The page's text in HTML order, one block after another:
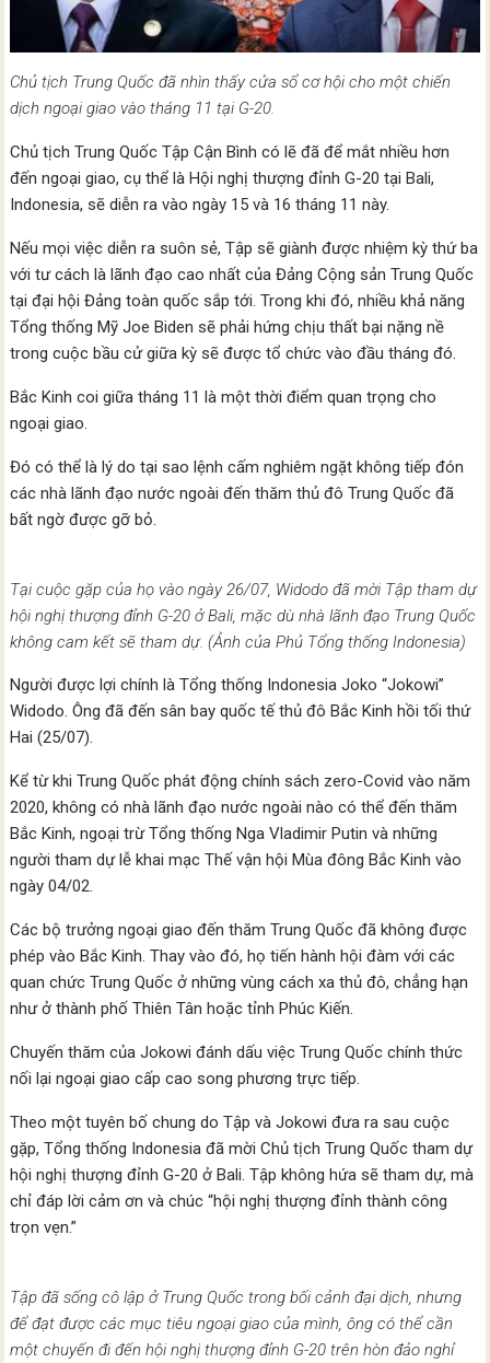
Chủ tịch Trung Quốc đã nhìn thấy cửa sổ cơ hội cho một chiến
dịch ngoại giao vào tháng 11 tại G-20.
Chủ tịch Trung Quốc Tập Cận Bình có lẽ đã để mắt nhiều hơn
đến ngoại giao, cụ thể là Hội nghị thượng đỉnh G-20 tại Bali,
Indonesia, sẽ diễn ra vào ngày 15 và 16 tháng 11 này.
Nếu mọi việc diễn ra suôn sẻ, Tập sẽ giành được nhiệm kỳ thứ ba
với tư cách là lãnh đạo cao nhất của Đảng Cộng sản Trung Quốc
tại đại hội Đảng toàn quốc sắp tới. Trong khi đó, nhiều khả năng
Tổng thống Mỹ Joe Biden sẽ phải hứng chịu thất bại nặng nề
trong cuộc bầu cử giữa kỳ sẽ được tổ chức vào đầu tháng đó.
Bắc Kinh coi giữa tháng 11 là một thời điểm quan trọng cho
ngoại giao.
Đó có thể là lý do tại sao lệnh cấm nghiêm ngặt không tiếp đón
các nhà lãnh đạo nước ngoài đến thăm thủ đô Trung Quốc đã
bất ngờ được gỡ bỏ.
Tại cuộc gặp của họ vào ngày 26/07, Widodo đã mời Tập tham dự
hội nghị thượng đỉnh G-20 ở Bali, mặc dù nhà lãnh đạo Trung Quốc
không cam kết sẽ tham dự. (Ảnh của Phủ Tổng thống Indonesia)
Người được lợi chính là Tổng thống Indonesia Joko “Jokowi”
Widodo. Ông đã đến sân bay quốc tế thủ đô Bắc Kinh hồi tối thứ
Hai (25/07).
Kể từ khi Trung Quốc phát động chính sách zero-Covid vào năm
2020, không có nhà lãnh đạo nước ngoài nào có thể đến thăm
Bắc Kinh, ngoại trừ Tổng thống Nga Vladimir Putin và những
người tham dự lễ khai mạc Thế vận hội Mùa đông Bắc Kinh vào
ngày 04/02.
Các bộ trưởng ngoại giao đến thăm Trung Quốc đã không được
phép vào Bắc Kinh. Thay vào đó, họ tiến hành hội đàm với các
quan chức Trung Quốc ở những vùng cách xa thủ đô, chẳng hạn
như ở thành phố Thiên Tân hoặc tỉnh Phúc Kiến.
Chuyến thăm của Jokowi đánh dấu việc Trung Quốc chính thức
nối lại ngoại giao cấp cao song phương trực tiếp.
Theo một tuyên bố chung do Tập và Jokowi đưa ra sau cuộc
gặp, Tổng thống Indonesia đã mời Chủ tịch Trung Quốc tham dự
hội nghị thượng đỉnh G-20 ở Bali. Tập không hứa sẽ tham dự, mà
chỉ đáp lời cảm ơn và chúc “hội nghị thượng đỉnh thành công
trọn vẹn.”
Tập đã sống cô lập ở Trung Quốc trong bối cảnh đại dịch, nhưng
để đạt được các mục tiêu ngoại giao của mình, ông có thể cần
một chuyến đi đến hội nghị thượng đỉnh G-20 trên hòn đảo nghỉ